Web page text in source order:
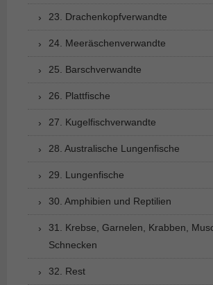
23. Drachenkopfverwandte
24. Meeräschenverwandte
25. Barschverwandte
26. Plattfische
27. Kugelfischverwandte
28. Australische Lungenfische
29. Lungenfische
30. Amphibien und Reptilien
31. Krebse, Garnelen, Krabben,
Schnecken
32. Rest